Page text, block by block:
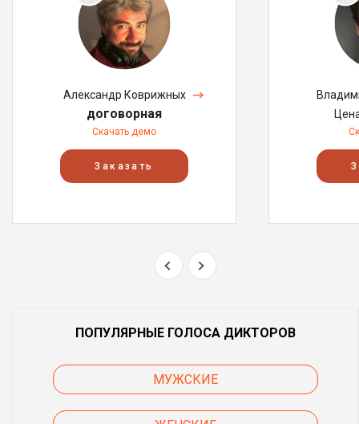
Александр Коврижных
договорная
Скачать демо
Заказать
ПОПУЛЯРНЫЕ ГОЛОСА ДИКТОРОВ
МУЖСКИЕ